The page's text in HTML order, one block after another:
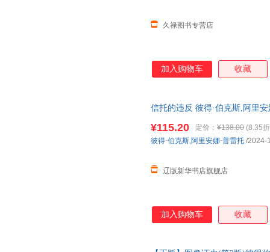
久禄图书专营店
加入购物车 收藏
信托的违反 彼得·伯克斯,阿里安
¥115.20 定价： ¥138.00 (8.35
辽版新华书店旗舰店
彼得·伯克斯,阿里安娜·普雷托 /2024-
加入购物车 收藏